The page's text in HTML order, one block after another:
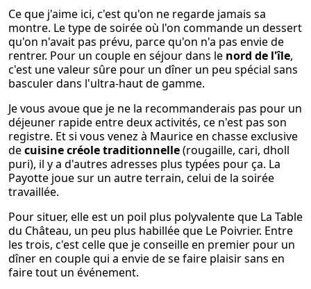
Ce que j'aime ici, c'est qu'on ne regarde jamais sa
montre. Le type de soirée où l'on commande un dessert
qu'on n'avait pas prévu, parce qu'on n'a pas envie de
rentrer. Pour un couple en séjour dans le nord de l'île,
c'est une valeur sûre pour un dîner un peu spécial sans
basculer dans l'ultra-haut de gamme.
Je vous avoue que je ne la recommanderais pas pour un
déjeuner rapide entre deux activités, ce n'est pas son
registre. Et si vous venez à Maurice en chasse exclusive
decuisine créole traditionnelle(rougaille, cari, dholl
puri), il y a d'autres adresses plus typées pour ça. La
Payotte joue sur un autre terrain, celui de la soirée
travaillée.
Pour situer, elle est un poil plus polyvalente que La Table
du Château, un peu plus habillée que Le Poivrier. Entre
les trois, c'est celle que je conseille en premier pour un
dîner en couple qui a envie de se faire plaisir sans en
faire tout un événement.